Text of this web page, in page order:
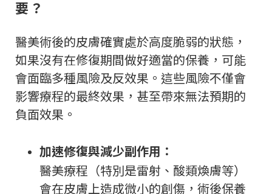
要？
醫美術後的皮膚確實處於高度脆弱的狀態，
如果沒有在修復期間做好適當的保養，可能
會面臨多種風險及反效果。這些風險不僅會
影響療程的最終效果，甚至帶來無法預期的
負面效果。
加速修復與減少副作用：
醫美療程（特別是雷射、酸類煥膚等）
會在皮膚上造成微小的創傷，術後保養